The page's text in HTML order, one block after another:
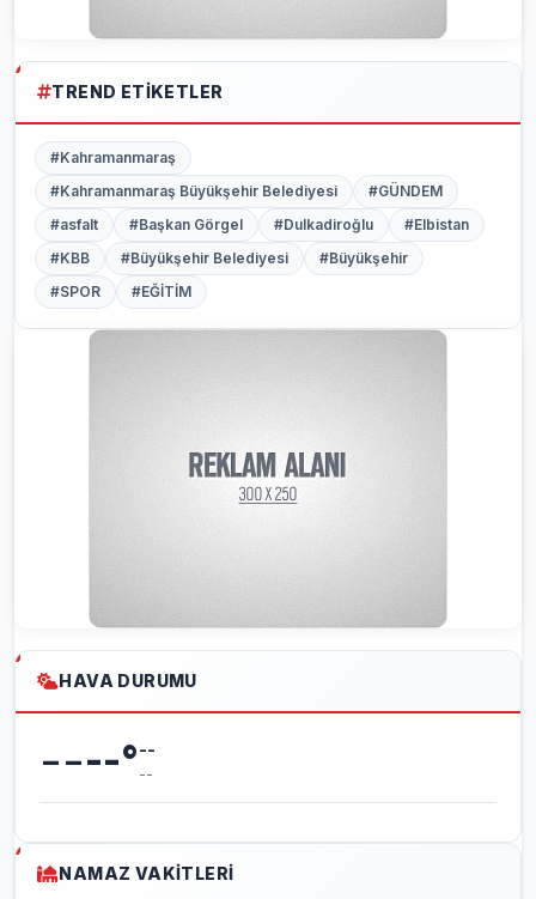
TREND ETIKETLER
#Kahramanmaraş
#Kahramanmaraş Büyükşehir Belediyesi
#GÜNDEM
#asfalt
#Başkan Görgel #Dulkadiroğlu
#Elbistan
#KBB
#Büyükşehir Belediyesi
#Büyükşehir
#SPOR
#EĞİTİM
HAVA DURUMU
----°--
--
NAMAZ VAKITLERI